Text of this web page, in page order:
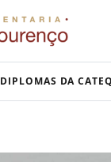
DIPLOMAS DA